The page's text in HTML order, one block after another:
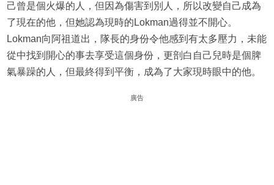
己曾是個火爆的人，但因為傷害到別人，所以改變自己成為
了現在的他，但她認為現時的Lokman過得並不開心。
Lokman向阿祖道出，隊長的身份令他感到有太多壓力，未能
從中找到開心的事去享受這個身份，更剖白自己兒時是個脾
氣暴躁的人，但最終得到平衡，成為了大家現時眼中的他。
廣告